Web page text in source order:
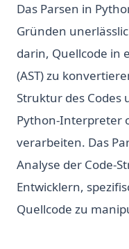
Das Parsen in
Gründen
darin, Quellcode in
(AST) zu
Struktur des Codes
Python-Interpreter
verarbeiten. Das
Analyse der Code-
Entwicklern,
Quellcode zu